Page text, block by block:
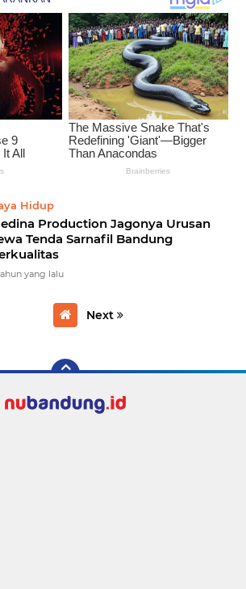
Hidup
Production Jagonya Urusan
Tenda Sarnafil Bandung
yang lalu
Next